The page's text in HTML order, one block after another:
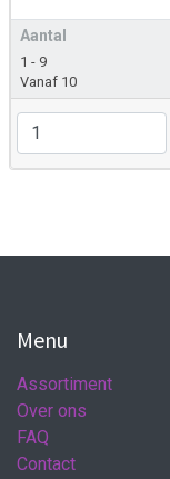
Aantal
1 - 9
Vanaf 10
Menu
Assortiment
Over ons
FAQ
Contact